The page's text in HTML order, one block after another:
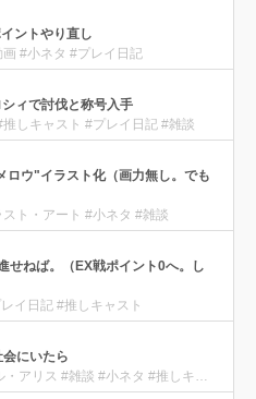
ントやり直し
#小ネタ #プレイ日記
ィで討伐と称号入手
しキャスト #プレイ日記 #雑談
ロウ"イラスト化（画力無し。でも
ト・アート #小ネタ #雑談
せねば。（EX戦ポイント0へ。し
イ日記 #推しキャスト
会にいたら
#シャドウ・アリス #リトル・アリス #雑談 #小ネタ #推しキャスト